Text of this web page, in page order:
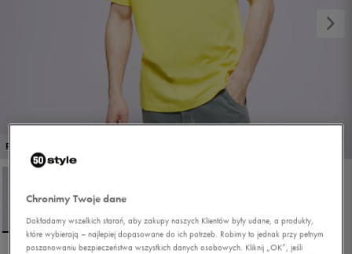
PROMO: DO -30%
Chronimy Twoje dane
Dokładamy wszelkich starań, aby zakupy naszych Klientów były udane, a produkty,
które wybierają – najlepiej dopasowane do ich potrzeb. Robimy to jednak przy pełnym
poszanowaniu bezpieczeństwa wszystkich danych osobowych. Kliknij „OK”, jeśli